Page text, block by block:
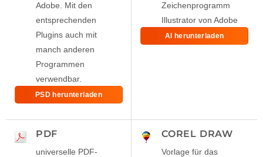
Adobe. Mit den
entsprechenden
Plugins auch mit
manch anderen
Programmen
verwendbar.
PSD herunterladen
Zeichenprogramm
Illustrator von Adobe
AI herunterladen
PDF
universelle PDF-
COREL DRAW
Vorlage für das